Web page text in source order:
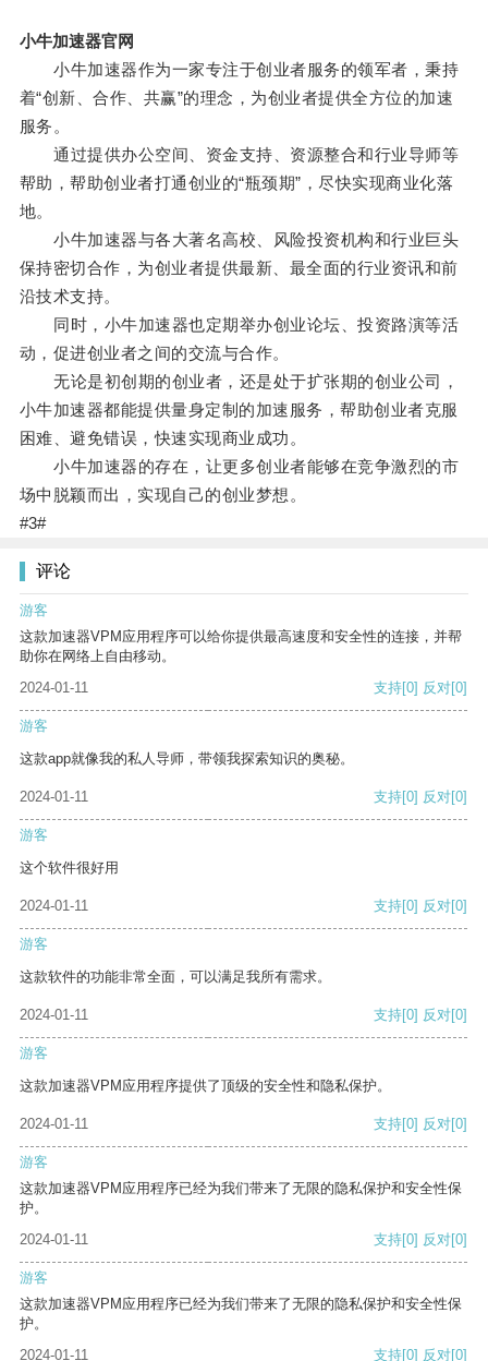
小牛加速器官网
小牛加速器作为一家专注于创业者服务的领军者，秉持
着“创新、合作、共赢”的理念，为创业者提供全方位的加速
服务。
通过提供办公空间、资金支持、资源整合和行业导师等
帮助，帮助创业者打通创业的“瓶颈期”，尽快实现商业化落
地。
小牛加速器与各大著名高校、风险投资机构和行业巨头
保持密切合作，为创业者提供最新、最全面的行业资讯和前
沿技术支持。
同时，小牛加速器也定期举办创业论坛、投资路演等活
动，促进创业者之间的交流与合作。
无论是初创期的创业者，还是处于扩张期的创业公司，
小牛加速器都能提供量身定制的加速服务，帮助创业者克服
困难、避免错误，快速实现商业成功。
小牛加速器的存在，让更多创业者能够在竞争激烈的市
场中脱颖而出，实现自己的创业梦想。
#3#
评论
游客
这款加速器VPM应用程序可以给你提供最高速度和安全性的连接，并帮
助你在网络上自由移动。
2024-01-11
支持[0] 反对[0]
游客
这款app就像我的私人导师，带领我探索知识的奥秘。
2024-01-11 支持[0] 反对[0]
游客
这个软件很好用
2024-01-11 支持[0] 反对[0]
游客
这款软件的功能非常全面，可以满足我所有需求。
2024-01-11 支持[0] 反对[0]
游客
这款加速器VPM应用程序提供了顶级的安全性和隐私保护。
2024-01-11 支持[0] 反对[0]
游客
这款加速器VPM应用程序已经为我们带来了无限的隐私保护和安全性保
护。
2024-01-11
支持[0] 反对[0]
游客
这款加速器VPM应用程序已经为我们带来了无限的隐私保护和安全性保
护。
2024-01-11
支持[0] 反对[0]